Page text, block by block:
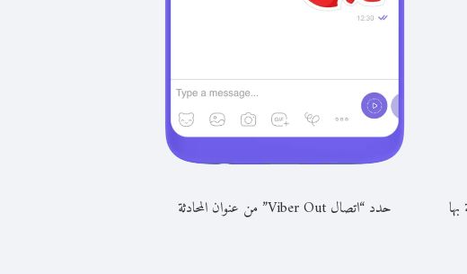
حدد “اتصال Viber Out” من عنوان المحادثة